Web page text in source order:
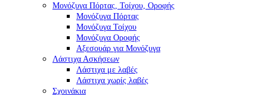
Μονόζυγα Πόρτας, Τοίχου, Οροφής
Μονόζυγα Πόρτας
Μονόζυγα Τοίχου
Μονόζυγα Οροφής
Αξεσουάρ για Μονόζυγα
Λάστιχα Ασκήσεων
Λάστιχα με λαβές
Λάστιχα χωρίς λαβές
Σχοινάκια